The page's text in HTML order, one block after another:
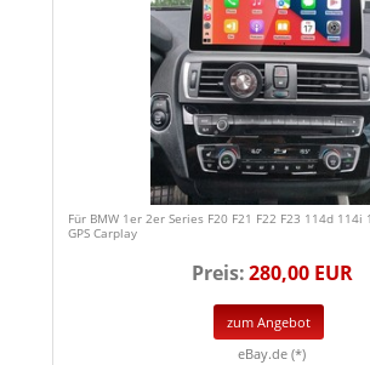
Für BMW 1er 2er Series F20 F21 F22 F23 114d
GPS Carplay
Preis:280,00 EUR
zum Angebot
eBay.de (*)